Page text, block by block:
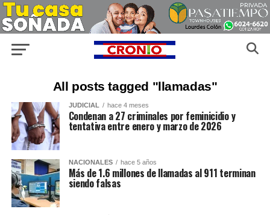
All posts tagged "llamadas"
JUDICIAL hace 4 meses
Condenan a 27 criminales por feminicidio y
tentativa entre enero y marzo de 2026
NACIONALES hace 5 años
Más de 1.6 millones de llamadas al 911 terminan
siendo falsas